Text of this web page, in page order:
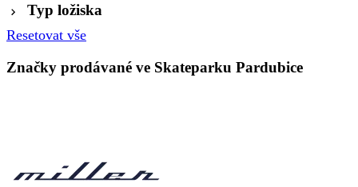
Typ ložiska
Resetovat vše
Značky prodávané ve Skateparku Pardubice